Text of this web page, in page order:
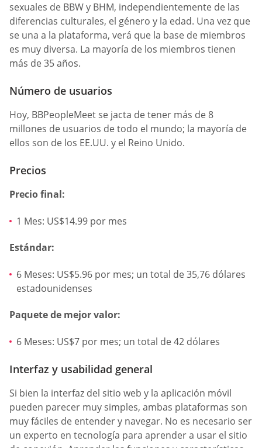
sexuales de BBW y BHM, independientemente de las
diferencias culturales, el género y la edad. Una vez que
se una a la plataforma, verá que la base de miembros
es muy diversa. La mayoría de los miembros tienen
más de 35 años.
Número de usuarios
Hoy, BBPeopleMeet se jacta de tener más de 8
millones de usuarios de todo el mundo; la mayoría de
ellos son de los EE.UU. y el Reino Unido.
Precios
Precio final:
1 Mes: US$14.99 por mes
Estándar:
6 Meses: US$5.96 por mes; un total de 35,76 dólares
estadounidenses
Paquete de mejor valor:
6 Meses: US$7 por mes; un total de 42 dólares
Interfaz y usabilidad general
Si bien la interfaz del sitio web y la aplicación móvil
pueden parecer muy simples, ambas plataformas son
muy fáciles de entender y navegar. No es necesario ser
un experto en tecnología para aprender a usar el sitio